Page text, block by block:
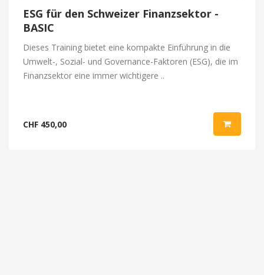
ESG für den Schweizer Finanzsektor -
BASIC
Dieses Training bietet eine kompakte Einführung in die
Umwelt-, Sozial- und Governance-Faktoren (ESG), die im
Finanzsektor eine immer wichtigere ..
CHF 450,00